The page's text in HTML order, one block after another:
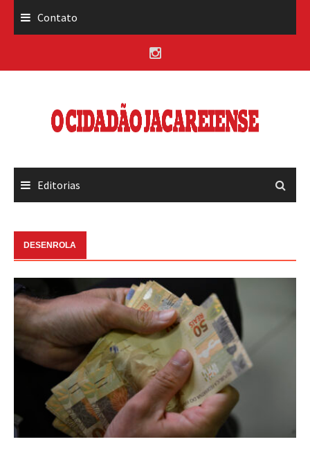
Contato
Editorias
DESENROLA